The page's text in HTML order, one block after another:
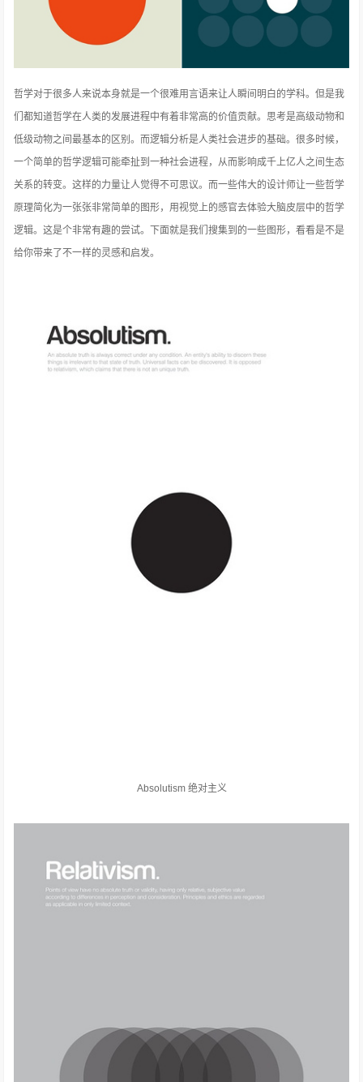
哲学对于很多人来说本身就是一个很难用言语来让人瞬间明白的学科。但是我
们都知道哲学在人类的发展进程中有着非常高的价值贡献。思考是高级动物和
低级动物之间最基本的区别。而逻辑分析是人类社会进步的基础。很多时候，
一个简单的哲学逻辑可能牵扯到一种社会进程，从而影响成千上亿人之间生态
关系的转变。这样的力量让人觉得不可思议。而一些伟大的设计师让一些哲学
原理简化为一张张非常简单的图形，用视觉上的感官去体验大脑皮层中的哲学
逻辑。这是个非常有趣的尝试。下面就是我们搜集到的一些图形，看看是不是
给你带来了不一样的灵感和启发。
Absolutism 绝对主义